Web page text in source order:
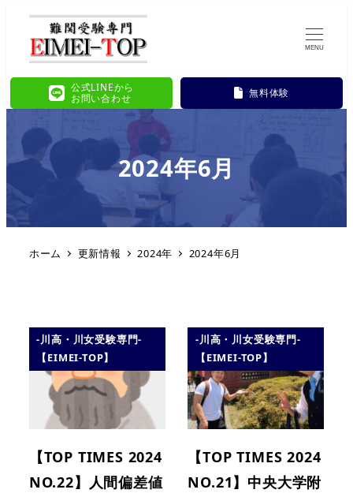
公式LINEから
お問い合わせ
無料体験
MENU
2024年6月
ホーム 更新情報 2024年 2024年6月
-川高・川女受験専門-
【EIMEI-TOP】
【TOP TIMES 2024
NO.22】人間偏差値
-川高・川女受験専門-
【EIMEI-TOP】
【TOP TIMES 2024
NO.21】中央大学附